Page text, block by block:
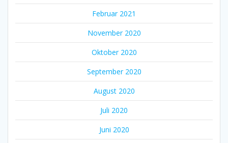
Februar 2021
November 2020
Oktober 2020
September 2020
August 2020
Juli 2020
Juni 2020